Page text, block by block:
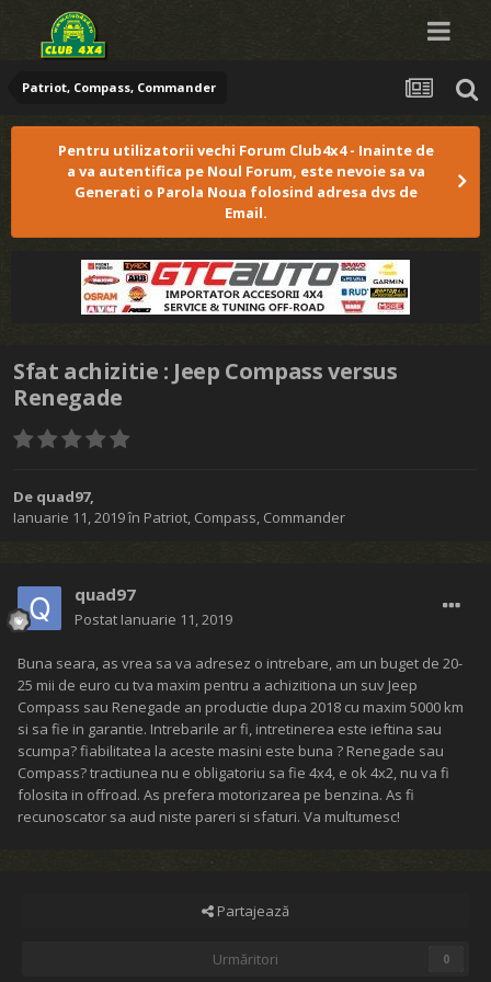
Patriot, Compass, Commander
Pentru utilizatorii vechi Forum Club4x4 - Inainte de
a va autentifica pe Noul Forum, este nevoie sa va
Generati o Parola Noua folosind adresa dvs de
Email.
Sfat achizitie : Jeep Compass versus
Renegade
De quad97,
Ianuarie 11, 2019în Patriot, Compass, Commander
quad97
Postat Ianuarie 11, 2019
Buna seara, as vrea sa va adresez o intrebare, am un buget de 20-
25 mii de euro cu tva maxim pentru a achizitiona un suv Jeep
Compass sau Renegade an productie dupa 2018 cu maxim 5000 km
si sa fie in garantie. Intrebarile ar fi, intretinerea este ieftina sau
scumpa? fiabilitatea la aceste masini este buna ? Renegade sau
Compass? tractiunea nu e obligatoriu sa fie 4x4, e ok 4x2, nu va fi
folosita in offroad. As prefera motorizarea pe benzina. As fi
recunoscator sa aud niste pareri si sfaturi. Va multumesc!
Partajează
Urmăritori 0